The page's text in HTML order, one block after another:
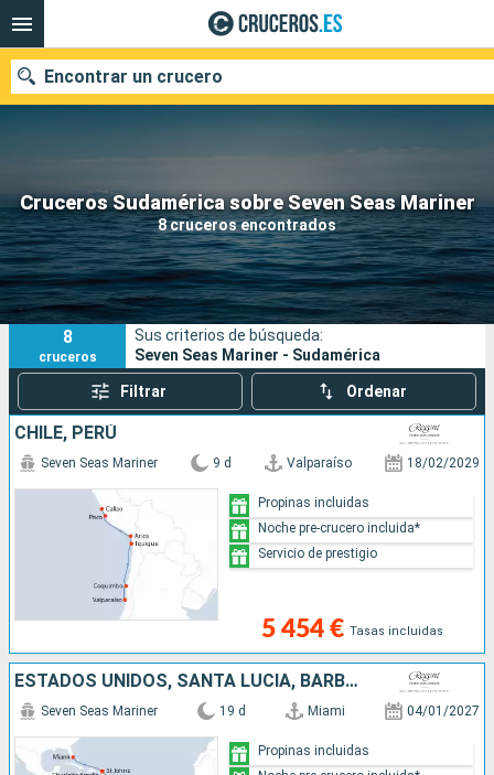
Cruceros Sudamérica sobre Seven Seas Mariner
8 cruceros encontrados
Encontrar un crucero
Nuestros destinos
Fecha de salida
Puertos Compañías
Buscar
8
cruceros
Sus criterios de búsqueda:
Seven Seas Mariner - Sudamérica
Filtrar Ordenar
CHILE, PERÚ
Seven Seas Mariner 9 d Valparaíso 18/02/2029
5 454 € Tasas incluidas
Propinas incluidas
Noche pre-crucero incluida*
Servicio de prestigio
ESTADOS UNIDOS, SANTA LUCIA, BARBADOS, FRANCIA, BRASIL
Seven Seas Mariner 19 d Miami 04/01/2027
Propinas incluidas